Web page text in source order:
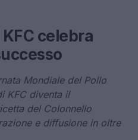
celebra
Mondiale del Pollo
KFC diventa il
del Colonnello
e diffusione in oltre